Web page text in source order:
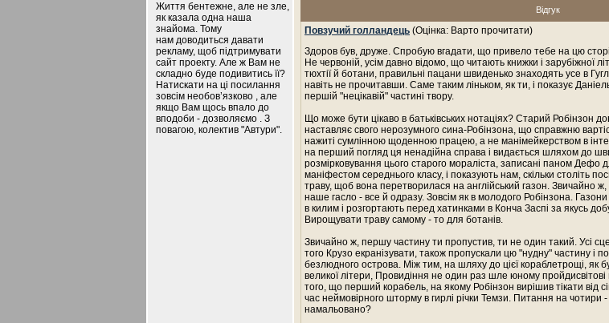
Життя бентежне, але не зле,
як казала одна наша
знайома. Тому
нам доводиться давати
рекламу, щоб підтримувати
сайт проекту. Але ж Вам не
складно буде подивитись її?
Натискати на ці посилання
зовсім необов’язково , але
якщо Вам щось впало до
вподоби - дозволяємо . З
повагою, колектив "Автури".
Відгук
Повзучий голландець (Оцінка: Варто прочитати)
Здоров був, друже. Спробую вгадати, що привело тебе на цю
Не червоній, усім давно відомо, що читають книжки і зарубіжної
тюхтії й ботани, правильні пацани швиденько знаходять усе в
навіть не прочитавши. Саме таким ліньком, як ти, і показує
першій "нецікавій" частині твору.
Що може бути цікаво в батьківських нотаціях? Старий Робінзон
наставляє свого нерозумного сина-Робінзона, що справжню
нажиті сумлінною щоденною працею, а не манімейкерством в
на перший погляд ця ненадійна справа і видається шляхом до
розмірковування цього старого мораліста, записані паном Дефо
маніфестом середнього класу, і показують нам, скільки століть
траву, щоб вона перетворилася на англійський газон. Звичайно
наше гасло - все й одразу. Зовсім як в молодого Робінзона.
в килим і розгортають перед хатинками в Конча Заспі за якусь
Вирощувати траву самому - то для ботанів.
Звичайно ж, першу частину ти пропустив, ти не один такий. Усі
того Крузо екранізувати, також пропускали цю "нудну" частину і
безлюдного острова. Між тим, на шляху до цієї кораблетрощі, як
великої літери, Провидіння не один раз шле юному
того, що перший корабель, на якому Робінзон вирішив тікати від
час неймовірного шторму в гирлі річки Темзи. Питання на чотири -
намальовано?